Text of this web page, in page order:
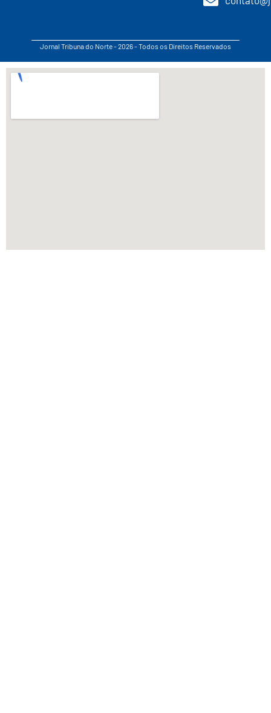
Jornal Tribuna do Norte - 2026 - Todos os Direitos Reservados